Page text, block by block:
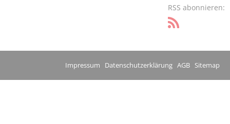
RSS abonnieren:
Impressum Datenschutzerklärung AGB Sitemap